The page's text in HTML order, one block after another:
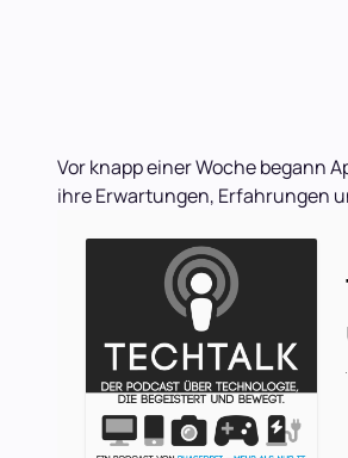
Vor knapp einer Woche begann
ihre Erwartungen, Erfahrungen